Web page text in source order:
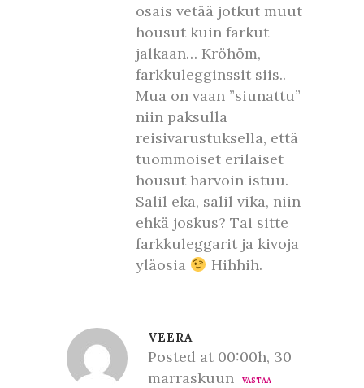
osais vetää jotkut muut
housut kuin farkut
jalkaan… Kröhöm,
farkkulegginssit siis..
Mua on vaan ”siunattu”
niin paksulla
reisivarustuksella, että
tuommoiset erilaiset
housut harvoin istuu.
Salil eka, salil vika, niin
ehkä joskus? Tai sitte
farkkuleggarit ja kivoja
yläosia
Hihhih.
VEERA
Posted at 00:00h, 30
marraskuun
VASTAA